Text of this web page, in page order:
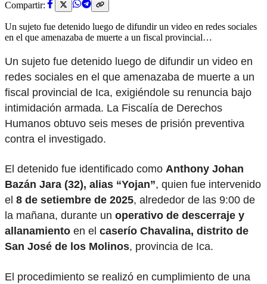
Compartir:
Un sujeto fue detenido luego de difundir un video en redes sociales
en el que amenazaba de muerte a un fiscal provincial…
Un sujeto fue detenido luego de difundir un video en
redes sociales en el que amenazaba de muerte a un
fiscal provincial de Ica, exigiéndole su renuncia bajo
intimidación armada. La Fiscalía de Derechos
Humanos obtuvo seis meses de prisión preventiva
contra el investigado.
El detenido fue identificado como Anthony Johan
Bazán Jara (32), alias “Yojan”, quien fue intervenido
el 8 de setiembre de 2025, alrededor de las 9:00 de
la mañana, durante un operativo de descerraje y
allanamiento en el caserío Chavalina, distrito de
San José de los Molinos, provincia de Ica.
El procedimiento se realizó en cumplimiento de una